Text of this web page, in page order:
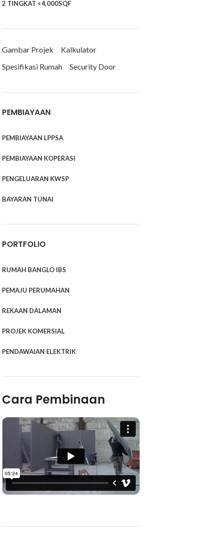
2 TINGKAT <4,000SQF
Gambar Projek
Kalkulator
Spesifikasi Rumah
Security Door
PEMBIAYAAN
PEMBIAYAAN LPPSA
PEMBIAYAAN KOPERASI
PENGELUARAN KWSP
BAYARAN TUNAI
PORTFOLIO
RUMAH BANGLO IBS
PEMAJU PERUMAHAN
REKAAN DALAMAN
PROJEK KOMERSIAL
PENDAWAIAN ELEKTRIK
Cara Pembinaan